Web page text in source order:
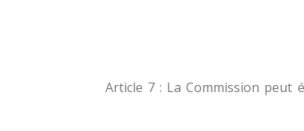
Article 7 : La Commission peut